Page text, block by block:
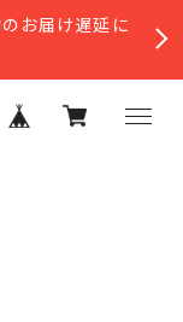
お届け遅延に